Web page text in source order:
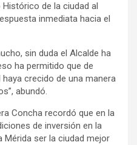
de la ciudad al
inmediata hacia el
sin duda el Alcalde ha
ha permitido que de
crecido de una manera
abundó.
Concha recordó que en la
de inversión en la
Mérida ser la ciudad mejor